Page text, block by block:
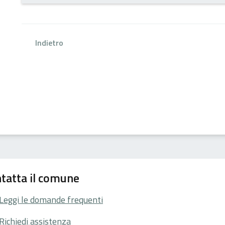
Indietro
il comune
le domande frequenti
assistenza